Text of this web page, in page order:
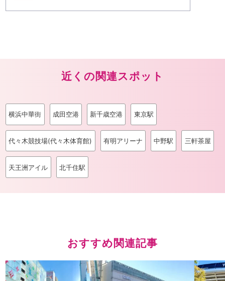
近くの関連スポット
横浜中華街 成田空港 新千歳空港 東京駅
代々木競技場(代々木体育館) 有明アリーナ 中野駅 三軒茶屋
天王洲アイル 北千住駅
おすすめ関連記事